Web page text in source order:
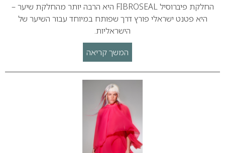
החלקת פיברוסיל FIBROSEAL היא הרבה יותר מהחלקת שיער –
היא פטנט ישראלי פורץ דרך שפותח במיוחד עבור השיער של
הישראליות.
המשך קריאה